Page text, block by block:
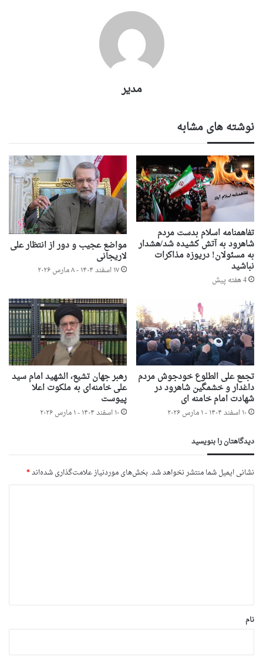
مدیر
نوشته های مشابه
تفاهمنامه اسلام بدست مردم
شاهرود به آتش کشیده شد/هشدار
به مسئولان! دریوزه مذاکرات
نباشید
4 هفته پیش
مواضع عجیب و دور از انتظار علی
لاریجانی
۱۷ اسفند ۱۴۰۴ - ۸ مارس ۲۰۲۶
تجمع علی الطلوع خودجوش مردم
داغدار و خشمگین شاهرود در
شهادت امام خامنه ای
۱۰ اسفند ۱۴۰۴ - ۱ مارس ۲۰۲۶
رهبر جهان تشیع، الشهید امام سید
علی خامنه‌ای به ملکوت اعلا
پیوست
۱۰ اسفند ۱۴۰۴ - ۱ مارس ۲۰۲۶
دیدگاهتان را بنویسید
نشانی ایمیل شما منتشر نخواهد شد.بخش‌های موردنیاز علامت‌گذاری شده‌اند*
نام